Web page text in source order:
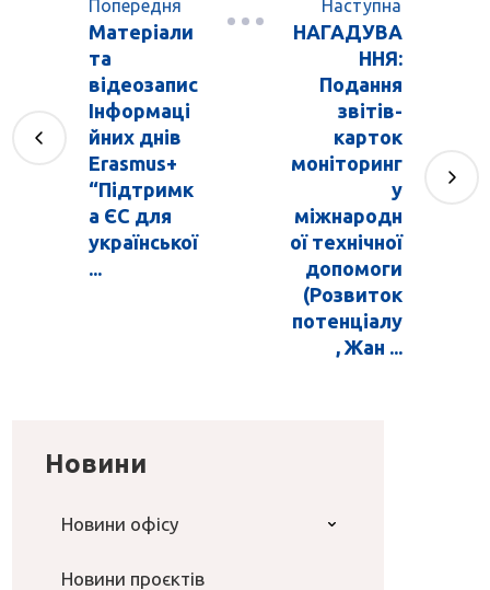
Попередня
Матеріали
та
відеозапис
Інформаці
йних днів
Erasmus+
“Підтримк
а ЄС для
української
...
Наступна
НАГАДУВА
ННЯ:
Подання
звітів-
карток
моніторинг
у
міжнародн
ої технічної
допомоги
(Розвиток
потенціалу
, Жан ...
Новини
Новини офісу
Новини проєктів